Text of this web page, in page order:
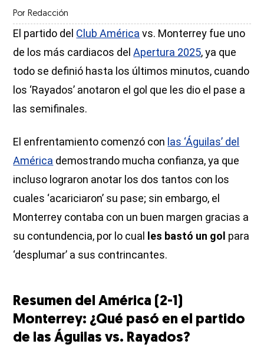
Por Redacción
El partido del Club América vs. Monterrey fue uno
de los más cardiacos delApertura 2025, ya que
todo se definió hasta los últimos minutos, cuando
los ‘Rayados’ anotaron el gol que les dio el pase a
las semifinales.
El enfrentamiento comenzó con las ‘Águilas’ del
América demostrando mucha confianza, ya que
incluso lograron anotar los dos tantos con los
cuales ‘acariciaron’ su pase; sin embargo, el
Monterrey contaba con un buen margen gracias a
su contundencia, por lo cual les bastó un gol para
‘desplumar’ a sus contrincantes.
Resumen del América (2-1)
Monterrey: ¿Qué pasó en el partido
de las Águilas vs. Rayados?